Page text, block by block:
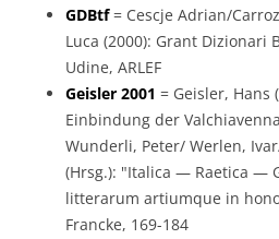
GDBtf= Cescje Adrian/
Luca (2000): Grant Dizionari
Udine, ARLEF
Geisler 2001 = Geisler, Hans
Einbindung der
Wunderli, Peter/ Werlen,
(Hrsg.): "Italica — Raetica —
litterarum artiumque in
Francke, 169-184